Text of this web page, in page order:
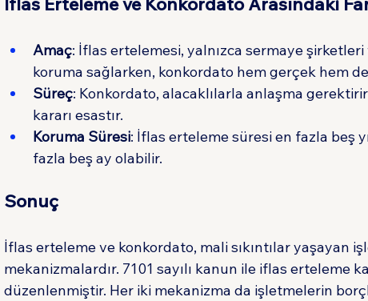
Amaç: İflas ertelemesi, yalnızca sermaye
koruma sağlarken, konkordato hem gerçek hem
Süreç: Konkordato, alacaklılarla anlaşma
kararı esastır.
Koruma Süresi: İflas erteleme süresi en fazla beş
fazla beş ay olabilir.
Sonuç
İflas erteleme ve konkordato, mali sıkıntılar yaşayan
mekanizmalardır. 7101 sayılı kanun ile iflas erteleme
düzenlenmiştir. Her iki mekanizma da işletmelerin